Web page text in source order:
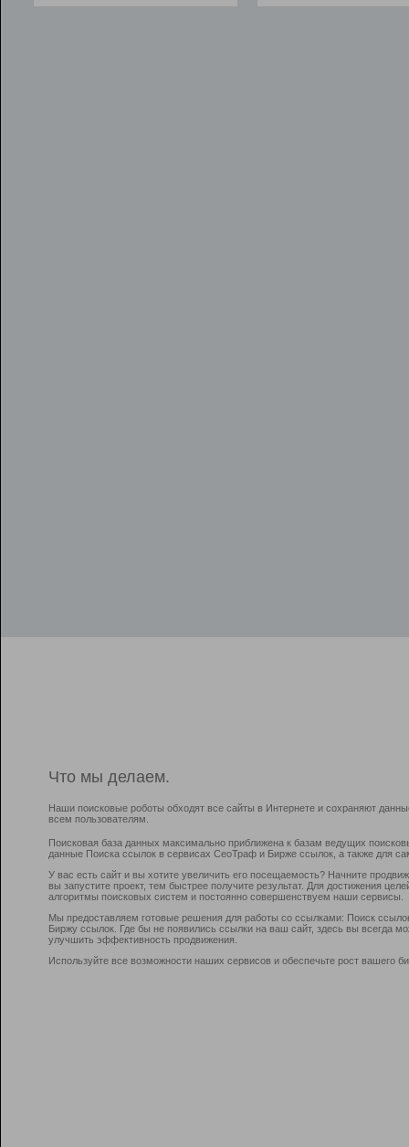
Что мы делаем.
Наши поисковые роботы обходят все сайты в Интернете и сохраняют
всем пользователям.
Поисковая база данных максимально приближена к базам ведущих
данные Поиска ссылок в сервисах СеоТраф и Бирже ссылок, а также для
У вас есть сайт и вы хотите увеличить его посещаемость? Начните
вы запустите проект, тем быстрее получите результат. Для достижения
алгоритмы поисковых систем и постоянно совершенствуем наши сервисы.
Мы предоставляем готовые решения для работы со ссылками: Поиск
Биржу ссылок. Где бы не появились ссылки на ваш сайт, здесь вы всегда
улучшить эффективность продвижения.
Используйте все возможности наших сервисов и обеспечьте рост вашего